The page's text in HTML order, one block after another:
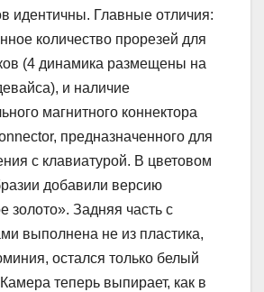
идентичны. Главные отличия:
количество прорезей для
(4 динамика размещены на
и наличие
магнитного коннектора
предназначенного для
с клавиатурой. В цветовом
добавили версию
золото». Задняя часть с
выполнена не из пластика,
остался только белый
теперь выпирает, как в